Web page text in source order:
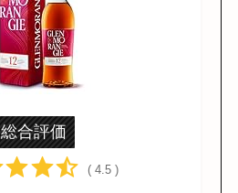
総合評価
( 4.5 )